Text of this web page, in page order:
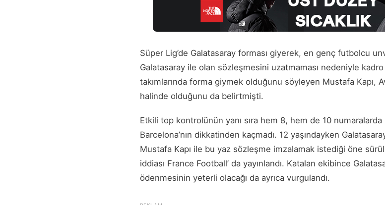
Süper Lig’de Galatasaray forması giyerek, en genç futbolcu
Galatasaray ile olan sözleşmesini uzatmaması nedeniyle kadro
takımlarında forma giymek olduğunu söyleyen Mustafa Kapı,
halinde olduğunu da belirtmişti.
Etkili top kontrolünün yanı sıra hem 8, hem de 10 numaralarda
Barcelona’nın dikkatinden kaçmadı. 12 yaşındayken
Mustafa Kapı ile bu yaz sözleşme imzalamak istediği öne
iddiası France Football’ da yayınlandı. Katalan ekibince
ödenmesinin yeterli olacağı da ayrıca vurgulandı.